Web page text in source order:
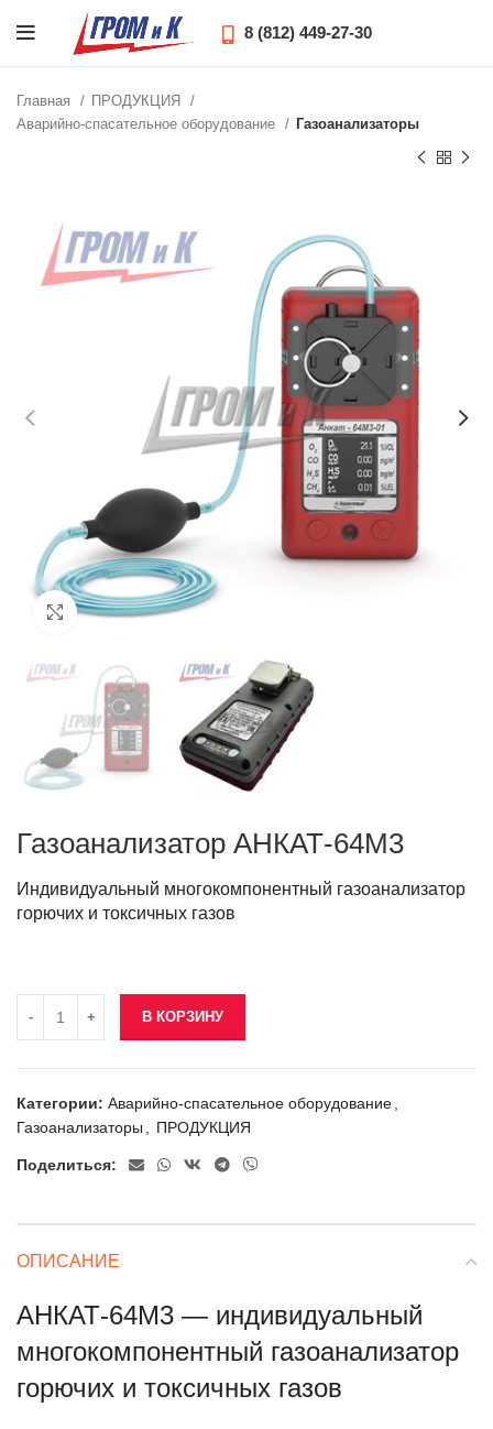
8 (812) 449-27-30
Главная
ПРОДУКЦИЯ
Аварийно-спасательное оборудование
Газоанализаторы
Click to enlarge
Газоанализатор АНКАТ-64М3
Индивидуальный многокомпонентный газоанализатор
горючих и токсичных газов
В КОРЗИНУ
Категории: Аварийно-спасательное оборудование,
Газоанализаторы , ПРОДУКЦИЯ
Поделиться:
ОПИСАНИЕ
АНКАТ-64М3 — индивидуальный
многокомпонентный газоанализатор
горючих и токсичных газов